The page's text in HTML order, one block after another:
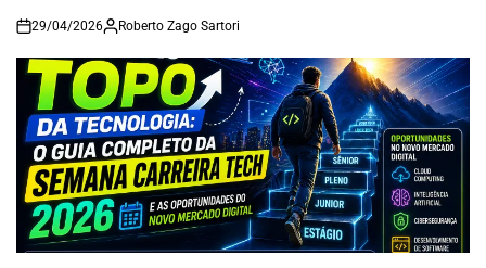
on
29/04/2026 Roberto Zago Sartori